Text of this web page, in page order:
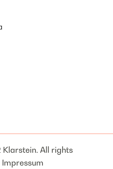
All rights
Impressum